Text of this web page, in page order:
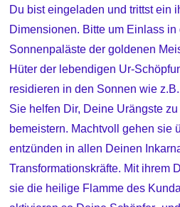
Du bist eingeladen und trittst ein
Dimensionen. Bitte um Einlass in
Sonnenpaläste der goldenen
Hüter der lebendigen Ur-
residieren in den Sonnen wie
Sie helfen Dir, Deine Urängste
bemeistern. Machtvoll gehen sie
entzünden in allen Deinen
Transformationskräfte. Mit ihrem
sie die heilige Flamme des